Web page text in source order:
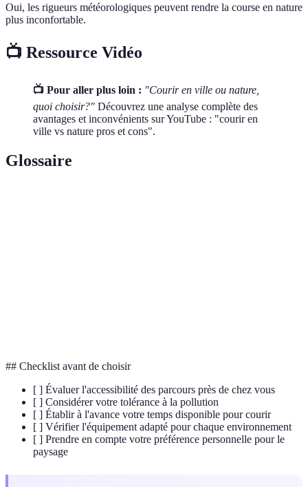
Oui, les rigueurs météorologiques peuvent rendre la course en nature
plus inconfortable.
📺 Ressource Vidéo
📺 Pour aller plus loin : "Courir en ville ou nature,
quoi choisir?" Découvrez une analyse complète des
avantages et inconvénients sur YouTube : "courir en
ville vs nature pros et cons".
Glossaire
## Checklist avant de choisir
[ ] Évaluer l'accessibilité des parcours près de chez vous
[ ] Considérer votre tolérance à la pollution
[ ] Établir à l'avance votre temps disponible pour courir
[ ] Vérifier l'équipement adapté pour chaque environnement
[ ] Prendre en compte votre préférence personnelle pour le
paysage